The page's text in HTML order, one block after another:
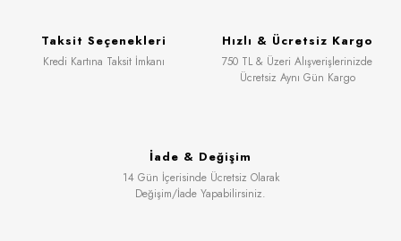
Taksit Seçenekleri
Kredi Kartına Taksit İmkanı
Hızlı & Ücretsiz Kargo
750 TL & Üzeri Alışverişlerinizde
Ücretsiz Aynı Gün Kargo
İade & Değişim
14 Gün İçerisinde Ücretsiz Olarak
Değişim/İade Yapabilirsiniz.